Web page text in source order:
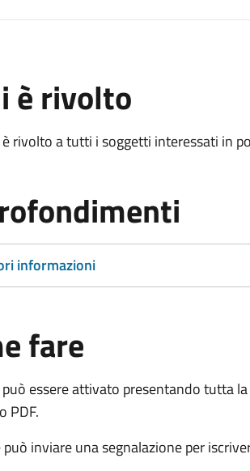
è rivolto
rivolto a tutti i soggetti interessati in
informazioni
fare
essere attivato presentando tutta
PDF.
può inviare una segnalazione per